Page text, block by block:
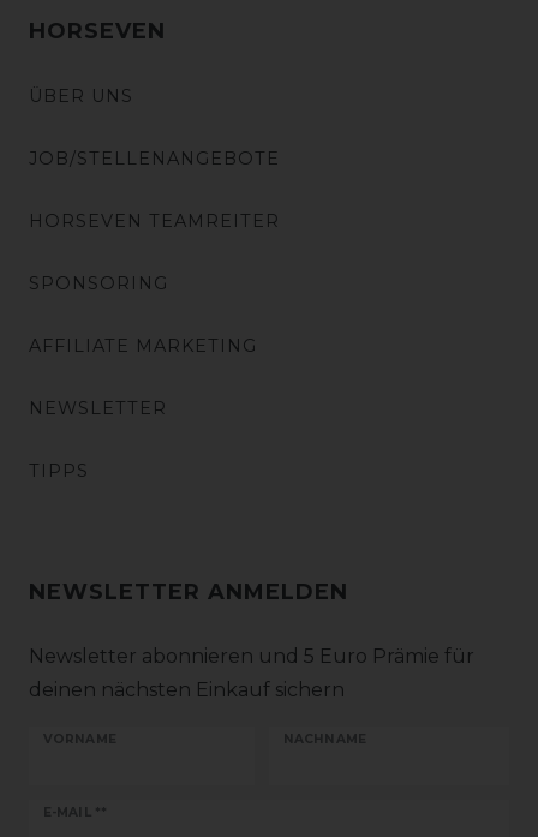
HORSEVEN
ÜBER UNS
JOB/STELLENANGEBOTE
HORSEVEN TEAMREITER
SPONSORING
AFFILIATE MARKETING
NEWSLETTER
TIPPS
NEWSLETTER ANMELDEN
Newsletter abonnieren und 5 Euro Prämie für
deinen nächsten Einkauf sichern
VORNAME NACHNAME
E-MAIL **
Newsletter